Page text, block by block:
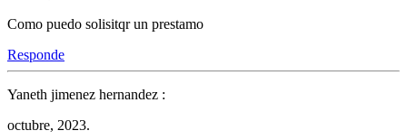
Como puedo solisitqr un prestamo
Responde
Yaneth jimenez hernandez :
octubre, 2023.